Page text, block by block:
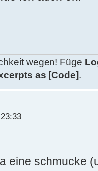
wegen! Füge
as [Code].
eine schmucke